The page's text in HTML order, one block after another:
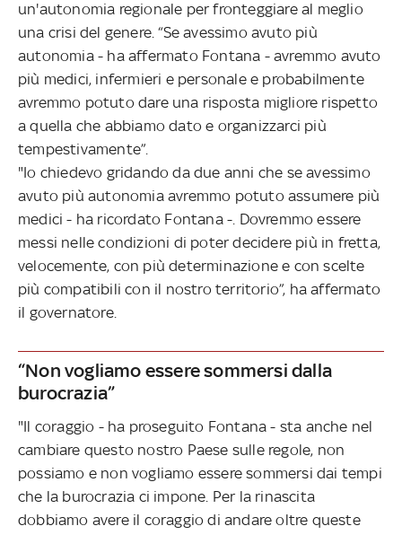
un'autonomia regionale per fronteggiare al meglio
una crisi del genere. “Se avessimo avuto più
autonomia - ha affermato Fontana - avremmo avuto
più medici, infermieri e personale e probabilmente
avremmo potuto dare una risposta migliore rispetto
a quella che abbiamo dato e organizzarci più
tempestivamente”.
"Io chiedevo gridando da due anni che se avessimo
avuto più autonomia avremmo potuto assumere più
medici - ha ricordato Fontana -. Dovremmo essere
messi nelle condizioni di poter decidere più in fretta,
velocemente, con più determinazione e con scelte
più compatibili con il nostro territorio”, ha affermato
il governatore.
“Non vogliamo essere sommersi dalla
burocrazia”
"Il coraggio - ha proseguito Fontana - sta anche nel
cambiare questo nostro Paese sulle regole, non
possiamo e non vogliamo essere sommersi dai tempi
che la burocrazia ci impone. Per la rinascita
dobbiamo avere il coraggio di andare oltre queste